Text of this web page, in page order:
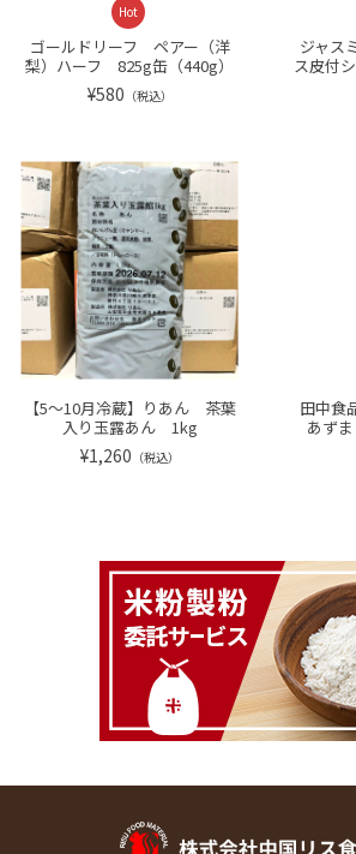
Hot
ゴールドリーフ ペアー（洋
梨）ハーフ 825g缶（440g）
¥580 （税込）
ジャス
ス皮付
【5～10月冷蔵】りあん 茶葉
入り玉露あん 1kg
¥1,260 （税込）
田中食
あず